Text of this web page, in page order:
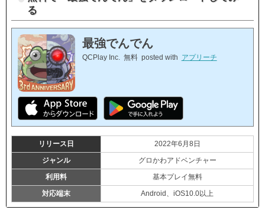
る
最強でんでん
QCPlay Inc. 無料 posted with アプリーチ
リリース日
2022年6月8日
ジャンル
グロかわアドベンチャー
利用料
基本プレイ無料
対応端末
Android、iOS10.0以上